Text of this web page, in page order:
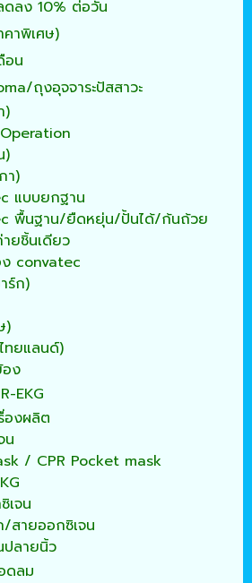
ดลง 10% ต่อวัน
าพิเศษ)
อน
ถุงอุจจาระปัสสาวะ
)
)
า)
แบบยกฐาน
พื้นฐาน/ยืดหยุ่น/ปั้นได้/ก้นถ้วย
ยชิ้นเดียว
convatec
ร์ก)
)
ทยแลนด์)
ง
EKG
องผลิต
น
/ CPR Pocket mask
เจน
สายออกซิเจน
ปลายนิ้ว
ดลม